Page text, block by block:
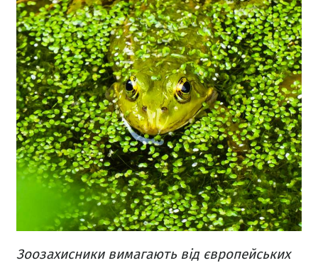
Зоозахисники вимагають від європейських